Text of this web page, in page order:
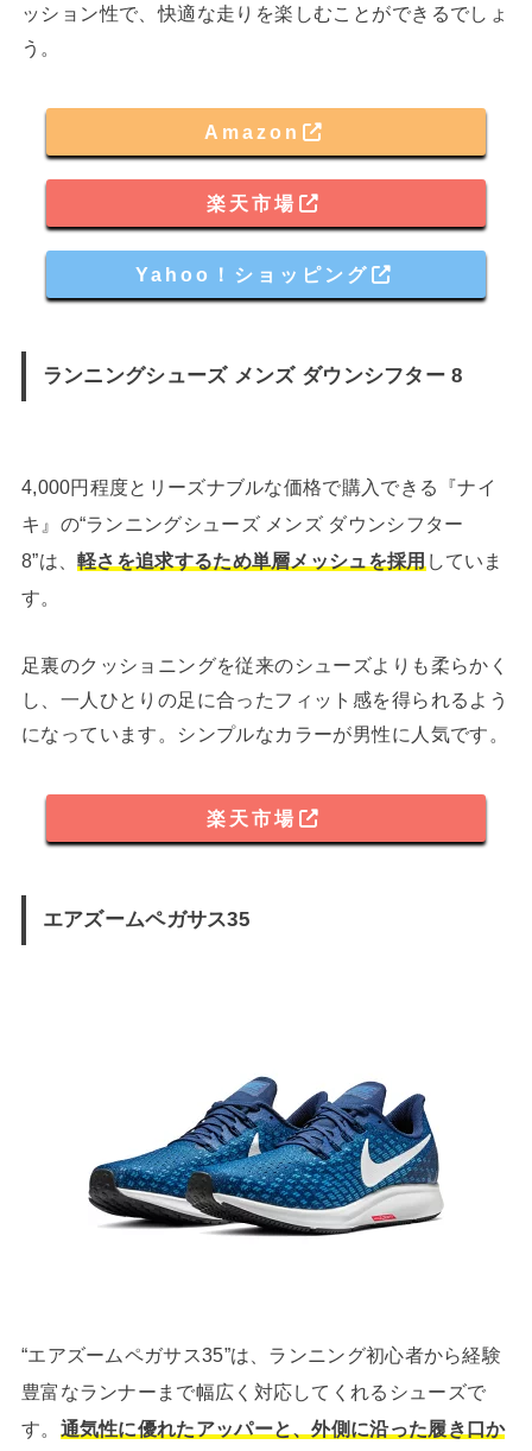
ッション性で、快適な走りを楽しむことができるでしょ
う。
Amazon
楽天市場
Yahoo！ショッピング
ランニングシューズ メンズ ダウンシフター 8
4,000円程度とリーズナブルな価格で購入できる『ナイ
キ』の“ランニングシューズ メンズ ダウンシフター
8”は、軽さを追求するため単層メッシュを採用 していま
す。
足裏のクッショニングを従来のシューズよりも柔らかく
し、一人ひとりの足に合ったフィット感を得られるよう
になっています。シンプルなカラーが男性に人気です。
楽天市場
エアズームペガサス35
“エアズームペガサス35”は、ランニング初心者から経験
豊富なランナーまで幅広く対応してくれるシューズで
す。 通気性に優れたアッパーと、外側に沿った履き口か